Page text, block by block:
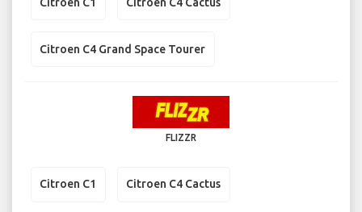
Citroen C4 Grand Space Tourer
FLIZZR
Citroen C1 Citroen C4 Cactus